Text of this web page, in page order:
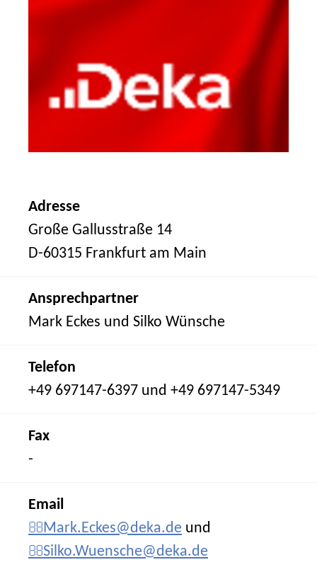
Adresse
Große Gallusstraße 14
D-60315 Frankfurt am Main
Ansprechpartner
Mark Eckes und Silko Wünsche
Telefon
+49 697147-6397 und +49 697147-5349
Fax
-
Email
Mark.Eckes@deka.de und
Silko.Wuensche@deka.de